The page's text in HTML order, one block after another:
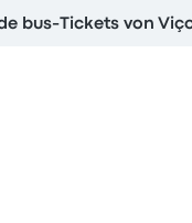
bus-Tickets von